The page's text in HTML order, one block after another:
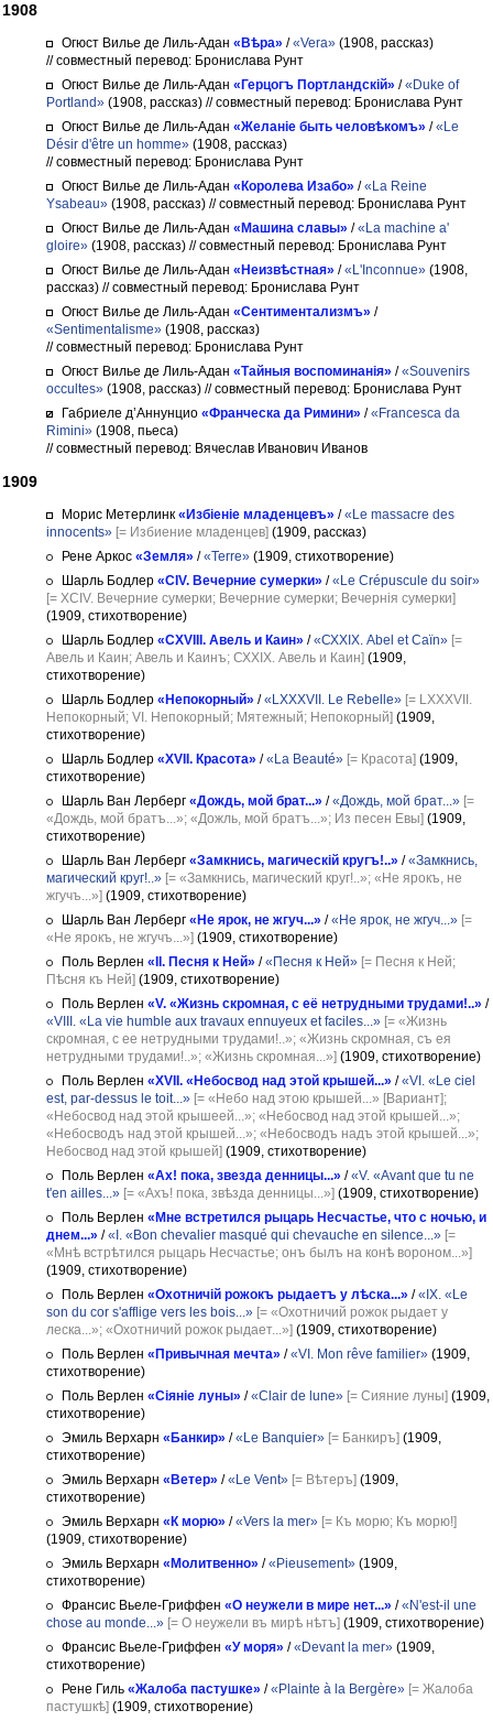
1908
Огюст Вилье де Лиль-Адан «Вѣра» /«Vera» (1908, рассказ)
// совместный перевод: Бронислава Рунт
Огюст Вилье де Лиль-Адан «Герцогъ Портландскій» /«Duke of
Portland» (1908, рассказ) // совместный перевод: Бронислава Рунт
Огюст Вилье де Лиль-Адан «Желаніе быть человѣкомъ» /«Le
Désir d'être un homme» (1908, рассказ)
// совместный перевод: Бронислава Рунт
Огюст Вилье де Лиль-Адан «Королева Изабо» /«La Reine
Ysabeau» (1908, рассказ) // совместный перевод: Бронислава Рунт
Огюст Вилье де Лиль-Адан «Машина славы» /«La machine a'
gloire» (1908, рассказ) // совместный перевод: Бронислава Рунт
Огюст Вилье де Лиль-Адан «Неизвѣстная» /«L'Inconnue» (1908,
рассказ) // совместный перевод: Бронислава Рунт
Огюст Вилье де Лиль-Адан «Сентиментализмъ» /
«Sentimentalisme» (1908, рассказ)
// совместный перевод: Бронислава Рунт
Огюст Вилье де Лиль-Адан «Тайныя воспоминанія» /«Souvenirs
occultes» (1908, рассказ) // совместный перевод: Бронислава Рунт
Габриеле д’Аннунцио «Франческа да Римини» /«Francesca da
Rimini» (1908, пьеса)
// совместный перевод: Вячеслав Иванович Иванов
1909
Морис Метерлинк «Избіеніе младенцевъ» /«Le massacre des
innocents» [= Избиение младенцев] (1909, рассказ)
Рене Аркос «Земля» /«Terre» (1909, стихотворение)
Шарль Бодлер «CIV. Вечерние сумерки» /«Le Crépuscule du soir»
[= XCIV. Вечерние сумерки; Вечерние сумерки; Вечернія сумерки]
(1909, стихотворение)
Шарль Бодлер «CXVIII. Авель и Каин» /«СХХIХ. Abel et Caïn» [=
Авель и Каин; Авель и Каинъ; СХХIХ. Авель и Каин] (1909,
стихотворение)
Шарль Бодлер «Heпокорный» /«LXXXVII. Le Rebelle» [= LXXXVII.
Непокорный; VI. Непокорный; Мятежный; Непокорный] (1909,
стихотворение)
Шарль Бодлер «XVII. Красота» /«La Beauté» [= Красота] (1909,
стихотворение)
Шарль Ван Лерберг «Дождь, мой брат...» /«Дождь, мой брат...» [=
«Дождь, мой братъ...»; «Дожль, мой братъ...»; Из песен Евы] (1909,
стихотворение)
Шарль Ван Лерберг «Замкнись, магическій кругъ!..» /«Замкнись,
магический круг!..» [= «Замкнись, магический круг!..»; «Не ярокъ, не
жгучъ...»] (1909, стихотворение)
Шарль Ван Лерберг «Не ярок, не жгуч...» /«Не ярок, не жгуч...» [=
«Не ярокъ, не жгучъ...»] (1909, стихотворение)
Поль Верлен «II. Песня к Ней» /«Песня к Ней» [= Песня к Ней;
Пѣсня къ Ней] (1909, стихотворение)
Поль Верлен «V. «Жизнь скромная, с её нетрудными трудами!..» /
«VIII. «La vie humble aux travaux ennuyeux et faciles...» [= «Жизнь
скромная, с ее нетрудными трудами!..»; «Жизнь скромная, съ ея
нетрудными трудами!..»; «Жизнь скромная...»] (1909, стихотворение)
Поль Верлен «XVII. «Небосвод над этой крышей...» /«VI. «Le ciel
est, par-dessus le toit...» [= «Небо над этою крышей...» [Вариант];
«Небосвод над этой крышеей...»; «Небосвод над этой крышей...»;
«Небосводъ над этой крышей...»; «Небосводъ надъ этой крышей...»;
Небосвод над этой крышей] (1909, стихотворение)
Поль Верлен «Ах! пока, звезда денницы...» /«V. «Avant que tu ne
t'en ailles...» [= «Ахъ! пока, звѣзда денницы...»] (1909, стихотворение)
Поль Верлен «Мне встретился рыцарь Несчастье, что с ночью, и
днем...» /«I. «Bon chevalier masqué qui chevauche en silence...» [=
«Мнѣ встрѣтился рыцарь Несчастье; онъ былъ на конѣ вороном...»]
(1909, стихотворение)
Поль Верлен «Охотничій рожокъ рыдаетъ у лѣска...» /«IX. «Le
son du cor s'afflige vers les bois...» [= «Охотничий рожок рыдает у
леска...»; «Охотничий рожок рыдает...»] (1909, стихотворение)
Поль Верлен «Привычная мечта» /«VI. Mon rêve familier» (1909,
стихотворение)
Поль Верлен «Сіяніе луны» /«Clair de lune» [= Сияние луны] (1909,
стихотворение)
Эмиль Верхарн «Банкир» /«Le Banquier» [= Банкиръ] (1909,
стихотворение)
Эмиль Верхарн «Ветер» /«Le Vent» [= Вѣтеръ] (1909,
стихотворение)
Эмиль Верхарн «К морю» /«Vers la mer» [= Къ морю; Къ морю!]
(1909, стихотворение)
Эмиль Верхарн «Молитвенно» /«Pieusement» (1909,
стихотворение)
Франсис Вьеле-Гриффен «О неужели в мире нет...» /«N'est-il une
chose au monde...» [= О неужели въ мирѣ нѣтъ] (1909, стихотворение)
Франсис Вьеле-Гриффен «У моря» /«Devant la mer» (1909,
стихотворение)
Рене Гиль «Жалоба пастушке» /«Plainte à la Bergère» [= Жалоба
пастушкѣ] (1909, стихотворение)